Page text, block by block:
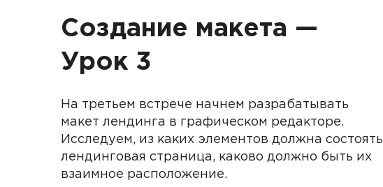
Создание макета —
Урок 3
На третьем встрече начнем разрабатывать
макет лендинга в графическом редакторе.
Исследуем, из каких элементов должна состоять
лендинговая страница, каково должно быть их
взаимное расположение.